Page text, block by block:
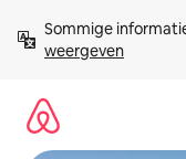
direct
naar
Sommige
weergeven